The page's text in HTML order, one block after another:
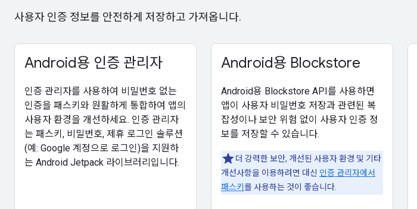
사용자 인증 정보를 안전하게 저장하고 가져옵니다.
Android용 인증 관리자
인증 관리자를 사용하여 비밀번호 없는
인증을 패스키와 원활하게 통합하여 앱의
사용자 환경을 개선하세요. 인증 관리자
는 패스키, 비밀번호, 제휴 로그인 솔루션
(예: Google 계정으로 로그인)을 지원하
는 Android Jetpack 라이브러리입니다.
Android용 Blockstore
Android용 Blockstore API를 사용하면
앱이 사용자 비밀번호 저장과 관련된 복
잡성이나 보안 위험 없이 사용자 인증 정
보를 저장할 수 있습니다.
더 강력한 보안, 개선된 사용자 환경 및 기타
개선사항을 이용하려면 대신 인증 관리자에서
패스키 를 사용하는 것이 좋습니다.